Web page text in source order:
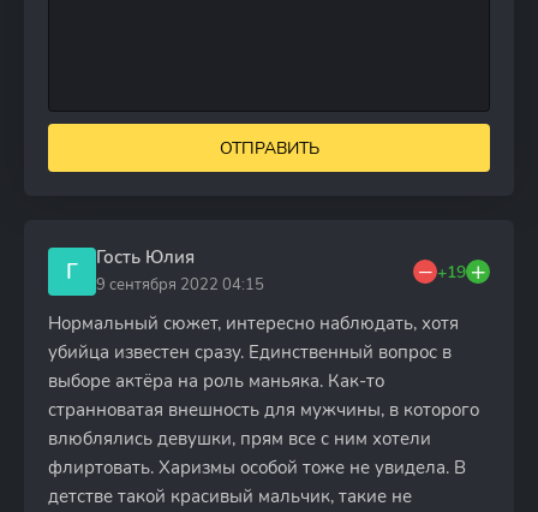
ОТПРАВИТЬ
Г Гость Юлия
9 сентября 2022 04:15
+19
Нормальный сюжет, интересно наблюдать, хотя
убийца известен сразу. Единственный вопрос в
выборе актёра на роль маньяка. Как-то
странноватая внешность для мужчины, в которого
влюблялись девушки, прям все с ним хотели
флиртовать. Харизмы особой тоже не увидела. В
детстве такой красивый мальчик, такие не